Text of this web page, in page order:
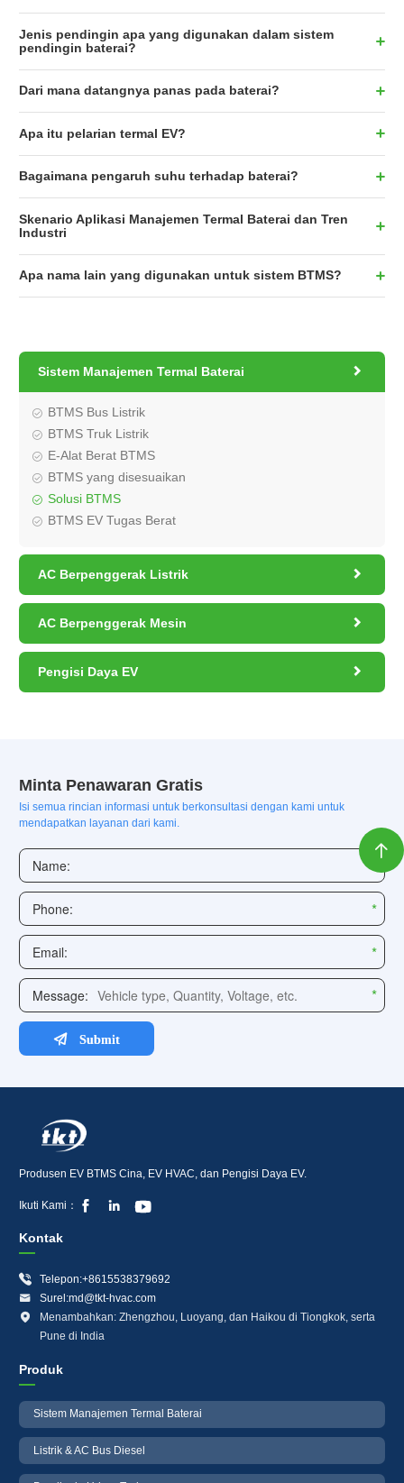
Sistem Manajemen Termal Baterai 
BTMS Bus Listrik
BTMS Truk Listrik
E-Alat Berat BTMS
BTMS yang disesuaikan
Solusi BTMS
BTMS EV Tugas Berat
AC Berpenggerak Listrik 
AC Berpenggerak Mesin 
Pengisi Daya EV 
Jenis pendingin apa yang digunakan dalam sistem
pendingin baterai?
Dari mana datangnya panas pada baterai?
Apa itu pelarian termal EV?
Bagaimana pengaruh suhu terhadap baterai?
Skenario Aplikasi Manajemen Termal Baterai dan Tren
Industri
Apa nama lain yang digunakan untuk sistem BTMS?

Minta Penawaran Gratis
Isi semua rincian informasi untuk berkonsultasi dengan kami untuk
mendapatkan layanan dari kami.
Produsen EV BTMS Cina, EV HVAC, dan Pengisi Daya EV.
Ikuti Kami：   
Kontak

Telepon:+8615538379692

Surel:md@tkt-hvac.com

Menambahkan: Zhengzhou, Luoyang, dan Haikou di Tiongkok, serta
Pune di India
Produk
Sistem Manajemen Termal Baterai
Listrik & AC Bus Diesel